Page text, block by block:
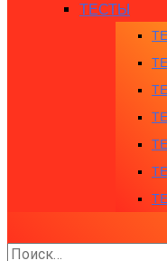
ТЕСТЫ
Найти: